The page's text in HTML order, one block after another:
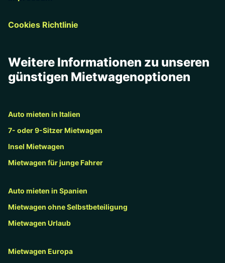
Cookies Richtlinie
Weitere Informationen zu unseren
günstigen Mietwagenoptionen
Auto mieten in Italien
7- oder 9-Sitzer Mietwagen
Insel Mietwagen
Mietwagen für junge Fahrer
Auto mieten in Spanien
Mietwagen ohne Selbstbeteiligung
Mietwagen Urlaub
Mietwagen Europa